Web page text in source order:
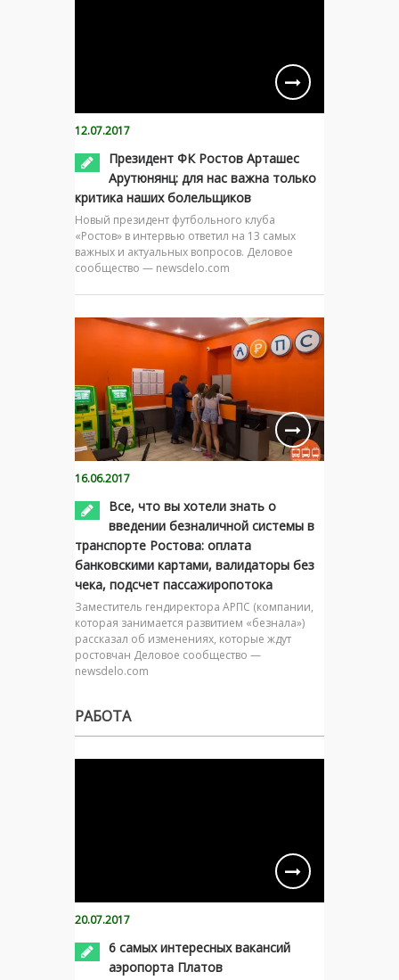
12.07.2017
Президент ФК Ростов Арташес
Арутюнянц: для нас важна только
критика наших болельщиков
Новый президент футбольного клуба
«Ростов» в интервью ответил на 13 самых
важных и актуальных вопросов. Деловое
сообщество — newsdelo.com
16.06.2017
Все, что вы хотели знать о
введении безналичной системы в
транспорте Ростова: оплата
банковскими картами, валидаторы без
чека, подсчет пассажиропотока
Заместитель гендиректора АРПС (компании,
которая занимается развитием «безнала»)
рассказал об изменениях, которые ждут
ростовчан Деловое сообщество —
newsdelo.com
РАБОТА
20.07.2017
6 самых интересных вакансий
аэропорта Платов